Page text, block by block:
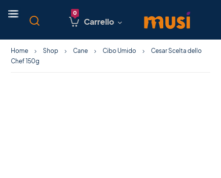
Carrello
Home Shop Cane Cibo Umido
Cesar Scelta dello
Chef 150g